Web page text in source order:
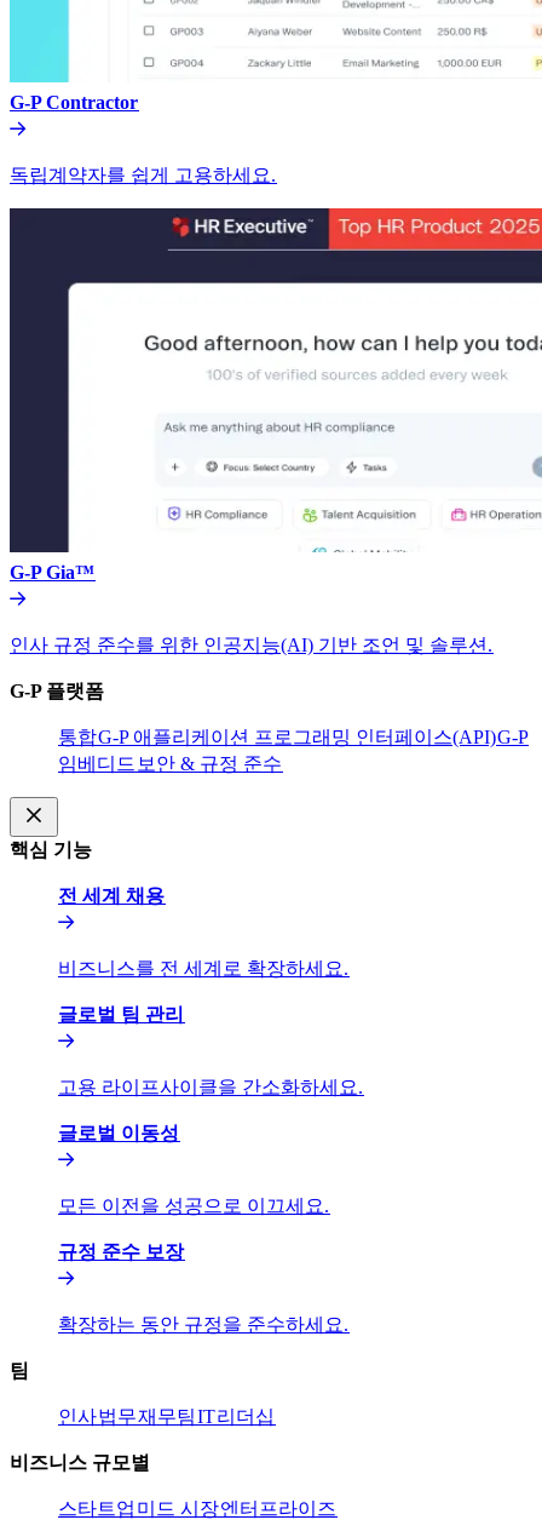
G-P Contractor​​
독립계약자를 쉽게 고용하세요.​​
G-P Gia™​​
인사 규정 준수를 위한 인공지능(AI) 기반 조언 및 솔루션.​​
G-P 플랫폼​​
통합​​G-P 애플리케이션 프로그래밍 인터페이스(API)​​G-P
임베디드​​ 보안 & 규정 준수​​
핵심 기능​​
전 세계 채용​​
비즈니스를 전 세계로 확장하세요.​​
글로벌 팀 관리​​
고용 라이프사이클을 간소화하세요.​​
글로벌 이동성​​
모든 이전을 성공으로 이끄세요.​​
규정 준수 보장​​
확장하는 동안 규정을 준수하세요.​​
팀​​
인사​​법무​​재무팀​​IT​​리더십​​
비즈니스 규모별​​
스타트업​​ 미드 시장​​엔터프라이즈​​